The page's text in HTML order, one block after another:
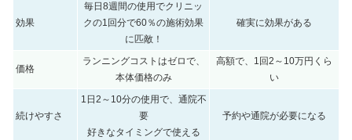
効果
毎日8週間の使用でクリニッ
クの1回分で60％の施術効果
に匹敵！
確実に効果がある
価格
ランニングコストはゼロで、
本体価格のみ
高額で、1回2～10万円くら
い
続けやすさ
1日2～10分の使用で、通院不
要
好きなタイミングで使える
予約や通院が必要になる